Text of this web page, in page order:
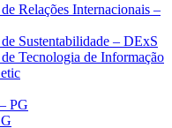
Relações Internacionais –
Sustentabilidade – DExS
Tecnologia de Informação
PG